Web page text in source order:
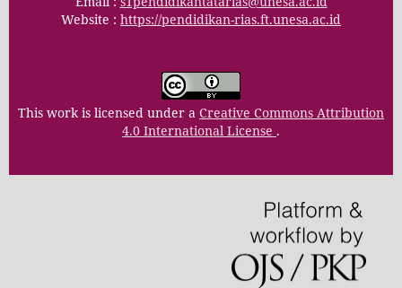
Website : https://pendidikan-rias.ft.unesa.ac.id
This work is licensed under a Creative Commons Attribution
4.0 International License .